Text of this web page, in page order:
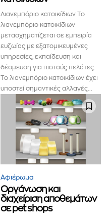
Λιανεμπόριο κατοικίδιων Το
λιανεμπόριο κατοικίδιων
μετασχηματίζεται σε εμπειρία
ευζωίας με εξατομικευμένες
υπηρεσίες, εκπαίδευση και
δέσμευση για πιστούς πελάτες.
Το λιανεμπόριο κατοικίδιων έχει
υποστεί σημαντικές αλλαγές...
Αφιέρωμα
Οργάνωση και
διαχείριση αποθεμάτων
σε pet shops